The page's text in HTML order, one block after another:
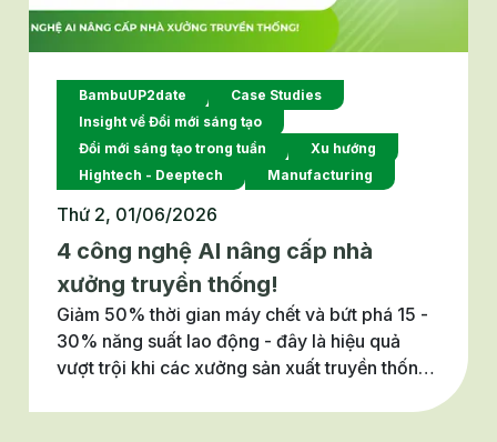
BambuUP2date
Case Studies
Insight về Đổi mới sáng tạo
Đổi mới sáng tạo trong tuần
Xu hướng
Hightech - Deeptech
Manufacturing
Thứ 2, 01/06/2026
4 công nghệ AI nâng cấp nhà
xưởng truyền thống!
Giảm 50% thời gian máy chết và bứt phá 15 -
30% năng suất lao động - đây là hiệu quả
vượt trội khi các xưởng sản xuất truyền thống